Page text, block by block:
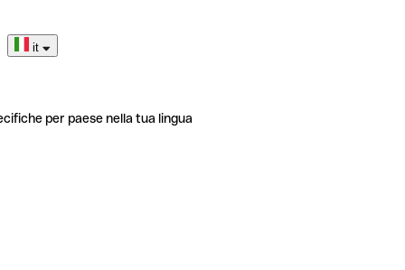
it
per paese nella tua lingua